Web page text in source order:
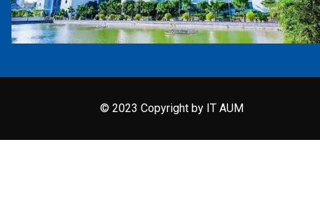
© 2023 Copyright by IT AUM